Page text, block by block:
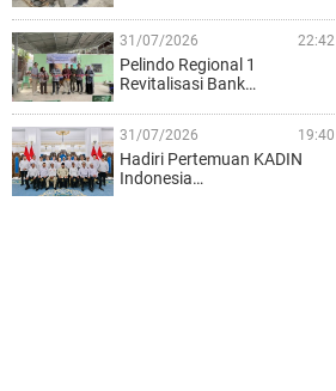
31/07/2026 22:42
Pelindo Regional 1
Revitalisasi Bank…
31/07/2026 19:40
Hadiri Pertemuan KADIN
Indonesia…